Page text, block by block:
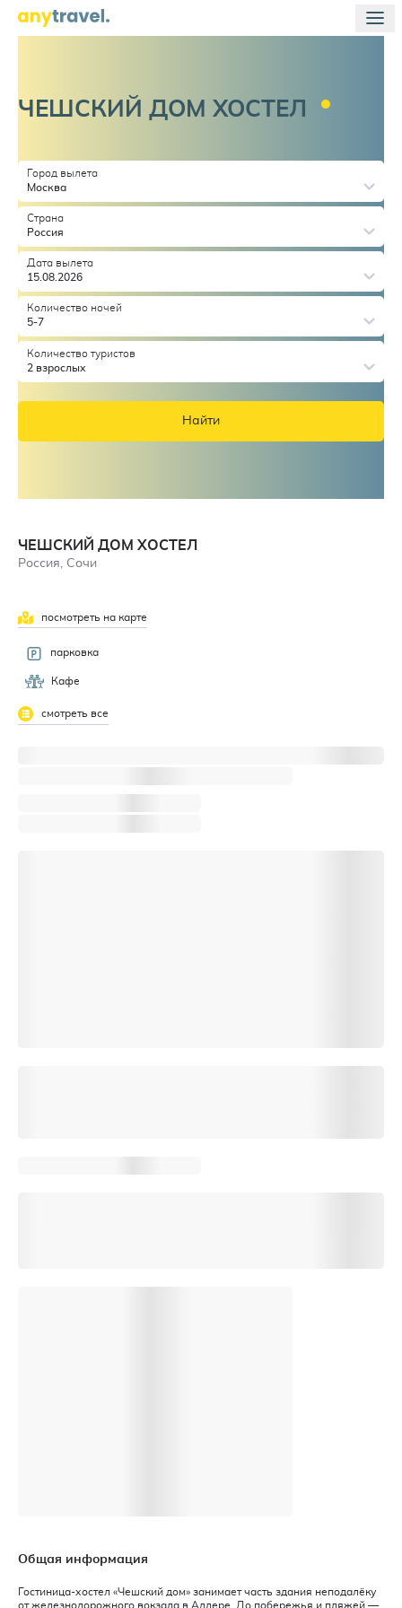
ЧЕШСКИЙ ДОМ ХОСТЕЛ
Город вылета
Москва
Страна
Россия
Дата вылета
15.08.2026
Количество ночей
5-7
Количество туристов
2 взрослых
Найти
ЧЕШСКИЙ ДОМ ХОСТЕЛ
Россия, Сочи
посмотреть на карте
парковка
Кафе
смотреть все
Общая информация
Гостиница-хостел «Чешский дом» занимает часть здания неподалёку
от железнодорожного вокзала в Адлере. До побережья и пляжей —